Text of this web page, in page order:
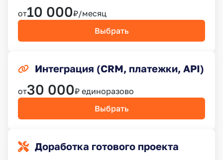
от10 000₽/месяц
Выбрать
Интеграция (CRM, платежки, API)
от30 000₽ единоразово
Выбрать
Доработка готового проекта